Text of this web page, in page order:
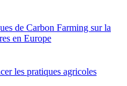
de Carbon Farming sur la
en Europe
les pratiques agricoles